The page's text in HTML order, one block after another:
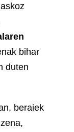
bihar
duten
beraiek